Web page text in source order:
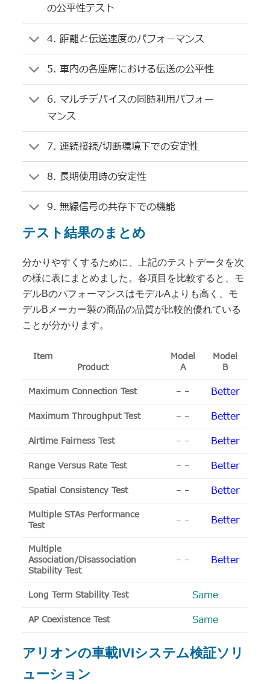
の公平性テスト
4. 距離と伝送速度のパフォーマンス
5. 車内の各座席における伝送の公平性
6. マルチデバイスの同時利用パフォー
マンス
7. 連続接続/切断環境下での安定性
8. 長期使用時の安定性
9. 無線信号の共存下での機能
テスト結果のまとめ
分かりやすくするために、上記のテストデータを次
の様に表にまとめました。各項目を比較すると、モ
デルBのパフォーマンスはモデルAよりも高く、モ
デルBメーカー製の商品の品質が比較的優れている
ことが分かります。
Item
Product
Model
A
Model
B
Maximum Connection Test
– – Better
Maximum Throughput Test – – Better
Airtime Fairness Test – – Better
Range Versus Rate Test – – Better
Spatial Consistency Test – – Better
Multiple STAs Performance
Test
– – Better
Multiple
Association/Disassociation
Stability Test
– – Better
Long Term Stability Test Same
AP Coexistence Test Same
アリオンの車載IVIシステム検証ソリ
ューション